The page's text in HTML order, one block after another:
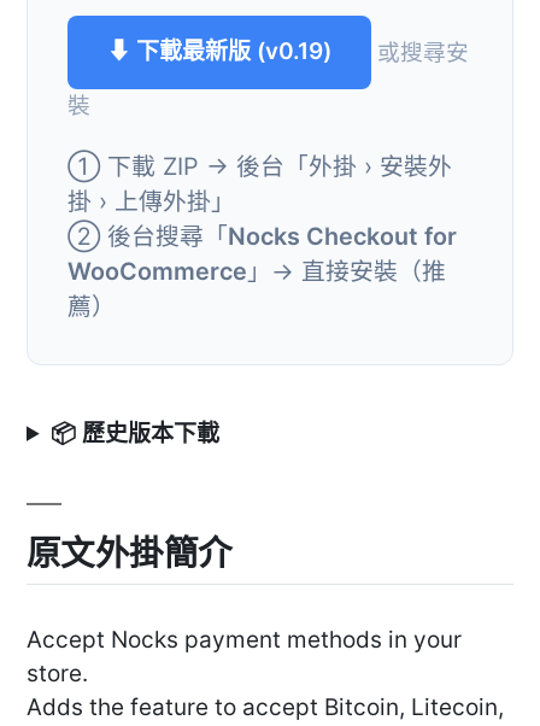
⬇ 下載最新版 (v0.19)
或搜尋安
裝
① 下載 ZIP → 後台「外掛 › 安裝外
掛 › 上傳外掛」
② 後台搜尋「Nocks Checkout for
WooCommerce 」→ 直接安裝（推
薦）
📦 歷史版本下載
原文外掛簡介
Accept Nocks payment methods in your
store.
Adds the feature to accept Bitcoin, Litecoin,